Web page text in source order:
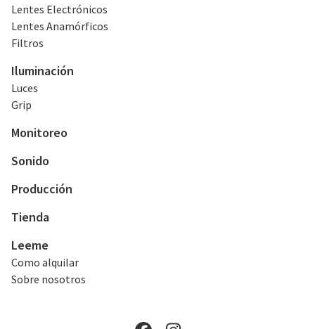
Lentes Electrónicos
Lentes Anamórficos
Filtros
Iluminación
Luces
Grip
Monitoreo
Sonido
Producción
Tienda
Leeme
Como alquilar
Sobre nosotros